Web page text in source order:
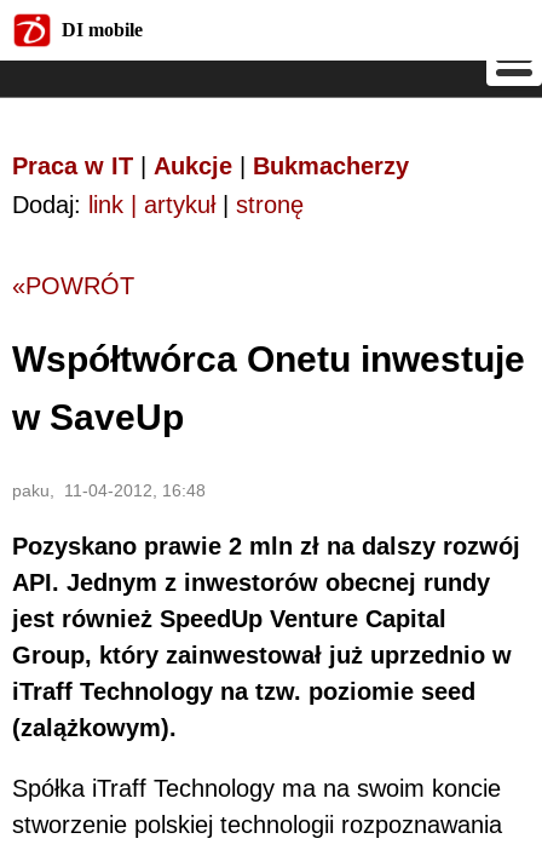
DI mobile
Praca w IT Aukcje
Bukmacherzy
Dodaj: link | artykuł| stronę
«POWRÓT
Współtwórca Onetu inwestuje
w SaveUp
paku, 11-04-2012, 16:48
Pozyskano prawie 2 mln zł na dalszy rozwój
API. Jednym z inwestorów obecnej rundy
jest również SpeedUp Venture Capital
Group, który zainwestował już uprzednio w
iTraff Technology na tzw. poziomie seed
(zalążkowym).
Spółka iTraff Technology ma na swoim koncie
stworzenie polskiej technologii rozpoznawania
DI mobile